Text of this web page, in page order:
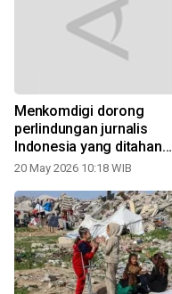
Menkomdigi dorong
perlindungan jurnalis
Indonesia yang ditahan
militer Israel di misi Gaza
20 May 2026 10:18 WIB